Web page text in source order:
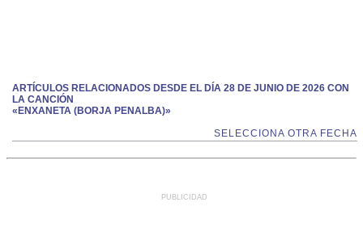
ARTÍCULOS RELACIONADOS DESDE EL DÍA 28 DE JUNIO DE 2026 CON
LA CANCIÓN
«ENXANETA (BORJA PENALBA)»
SELECCIONA OTRA FECHA
PUBLICIDAD